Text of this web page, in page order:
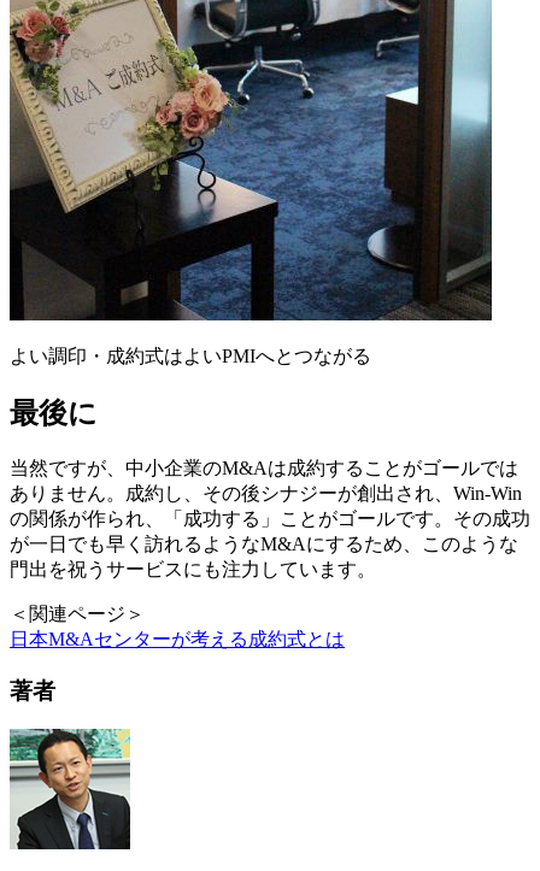
よい調印・成約式はよいPMIへとつながる
最後に
当然ですが、中小企業のM&Aは成約することがゴールでは
ありません。成約し、その後シナジーが創出され、Win-Win
の関係が作られ、「成功する」ことがゴールです。その成功
が一日でも早く訪れるようなM&Aにするため、このような
門出を祝うサービスにも注力しています。
＜関連ページ＞
日本M&Aセンターが考える成約式とは
著者